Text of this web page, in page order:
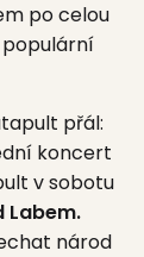
po celou
populární
přál:
koncert
v sobotu
Labem.
národ